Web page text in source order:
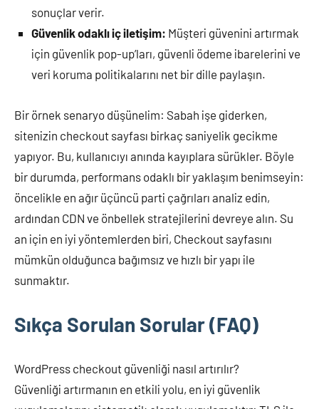
sonuçlar verir.
Güvenlik odaklı iç iletişim: Müşteri güvenini artırmak
için güvenlik pop-up’ları, güvenli ödeme ibarelerini ve
veri koruma politikalarını net bir dille paylaşın.
Bir örnek senaryo düşünelim: Sabah işe giderken,
sitenizin checkout sayfası birkaç saniyelik gecikme
yapıyor. Bu, kullanıcıyı anında kayıplara sürükler. Böyle
bir durumda, performans odaklı bir yaklaşım benimseyin:
öncelikle en ağır üçüncü parti çağrıları analiz edin,
ardından CDN ve önbellek stratejilerini devreye alın. Su
an için en iyi yöntemlerden biri, Checkout sayfasını
mümkün olduğunca bağımsız ve hızlı bir yapı ile
sunmaktır.
Sıkça Sorulan Sorular (FAQ)
WordPress checkout güvenliği nasıl artırılır?
Güvenliği artırmanın en etkili yolu, en iyi güvenlik